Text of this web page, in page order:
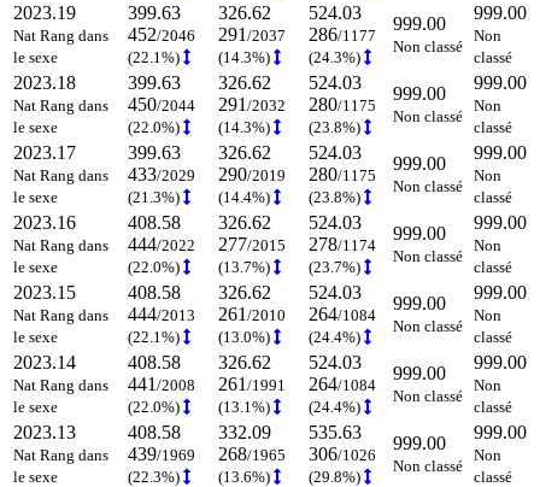
2023.19
Nat Rang dans
le sexe
399.63
452/2046
(22.1%)
326.62
291 /2037
(14.3%)
524.03
286/1177
(24.3%)
999.00
Non classé
999.00
Non
classé
2023.18
Nat Rang dans
le sexe
399.63
450/2044
(22.0%)
326.62
291 /2032
(14.3%)
524.03
280/1175
(23.8%)
999.00
Non classé
999.00
Non
classé
2023.17
Nat Rang dans
le sexe
399.63
433/2029
(21.3%)
326.62
290/2019
(14.4%)
524.03
280/1175
(23.8%)
999.00
Non classé
999.00
Non
classé
2023.16
Nat Rang dans
le sexe
408.58
444/2022
(22.0%)
326.62
277/2015
(13.7%)
524.03
278/1174
(23.7%)
999.00
Non classé
999.00
Non
classé
2023.15
Nat Rang dans
le sexe
408.58
444/2013
(22.1%)
326.62
261 /2010
(13.0%)
524.03
264/1084
(24.4%)
999.00
Non classé
999.00
Non
classé
2023.14
Nat Rang dans
le sexe
408.58
441 /2008
(22.0%)
326.62
261 /1991
(13.1%)
524.03
264/1084
(24.4%)
999.00
Non classé
999.00
Non
classé
2023.13
Nat Rang dans
le sexe
408.58
439/1969
(22.3%)
332.09
268/1965
(13.6%)
535.63
306/1026
(29.8%)
999.00
Non classé
999.00
Non
classé